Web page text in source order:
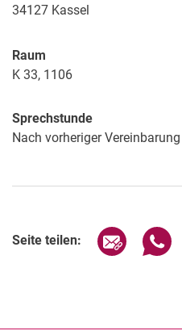
34127 Kassel
Raum
K 33, 1106
Sprechstunde
Nach vorheriger
Seite teilen: Seite